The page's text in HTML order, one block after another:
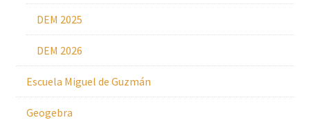
DEM 2025
DEM 2026
Escuela Miguel de Guzmán
Geogebra